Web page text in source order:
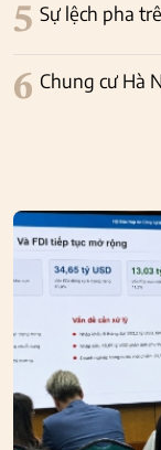
5 Sự lệch pha
6 Chung cư Hà